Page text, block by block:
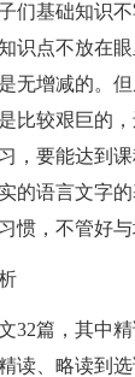
们基础知识
识点不放在
无增减的。
比较艰巨的
，要能达到
的语言文字
惯，不管好
32篇，其中
读、略读到